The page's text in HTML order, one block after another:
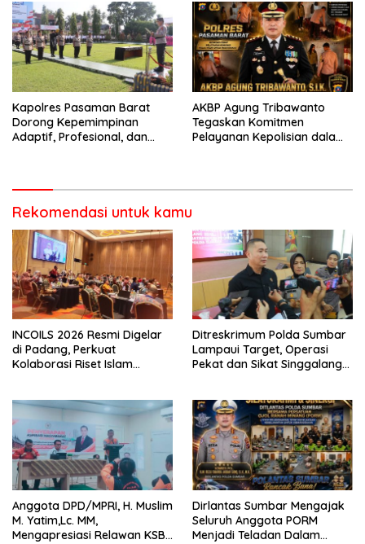
Bencana
Perlengkapan Keselamatan
Berkendara
Kapolres Pasaman Barat
Dorong Kepemimpinan
Adaptif, Profesional, dan
AKBP Agung Tribawanto
Tegaskan Komitmen
Pelayanan Kepolisian dalam
Rekomendasi untuk kamu
INCOILS 2026 Resmi Digelar
di Padang, Perkuat
Kolaborasi Riset Islam
Ditreskrimum Polda Sumbar
Lampaui Target, Operasi
Pekat dan Sikat Singgalang
Anggota DPD/MPRI, H. Muslim
M. Yatim,Lc. MM,
Mengapresiasi Relawan KSB
Dirlantas Sumbar Mengajak
Seluruh Anggota PORM
Menjadi Teladan Dalam